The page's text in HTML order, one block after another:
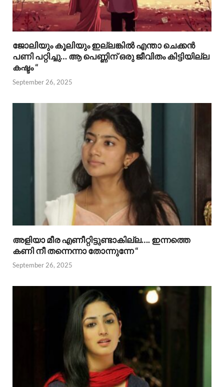
ജോലിയും കൂലിയും ഇല്ലങ്കിൽ എന്താ ചെക്കൻ
പണി പറ്റിച്ചു… ആ പെണ്ണിന് ഒരു ജീവിതം കിട്ടിയില്ല
കഷ്ടം “
September 26, 2025
അളിയാ മീര എണീറ്റിട്ടുണ്ടാകില്ല…. ഇന്നത്തെ
കണി നീ തന്നെന്നാ തോന്നുന്നേ “
September 26, 2025